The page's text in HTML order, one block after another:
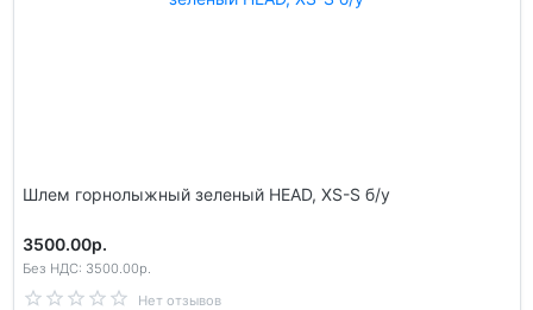
Шлем гoрнолыжный зеленый HEAD, XS-S б/у
3500.00р.
Без НДС: 3500.00р.
Нет отзывов